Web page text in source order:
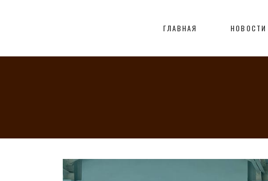
ГЛАВНАЯ НОВОСТИ